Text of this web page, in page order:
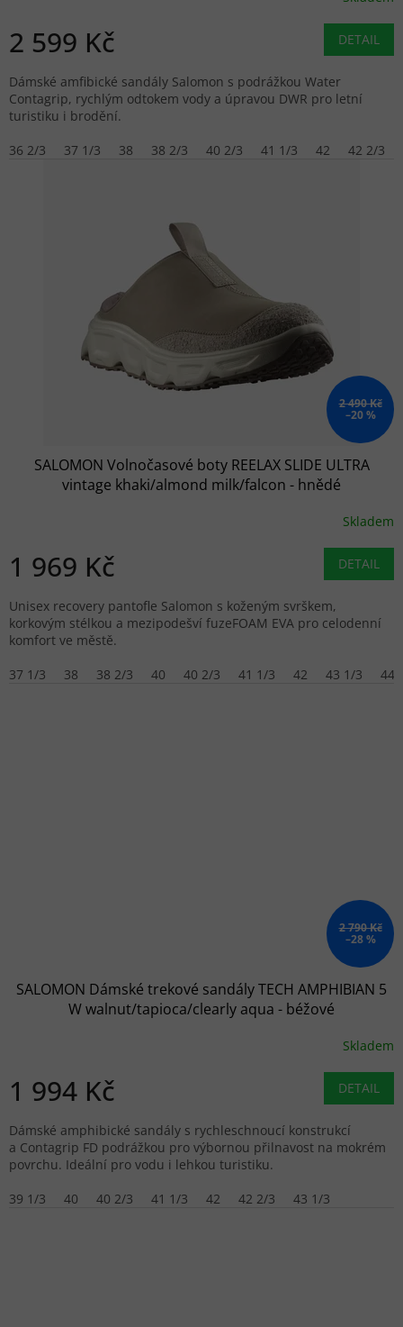
2 599 Kč DETAIL
Dámské amfibické sandály Salomon s podrážkou Water
Contagrip, rychlým odtokem vody a úpravou DWR pro letní
turistiku i brodění.
36 2/3
37 1/3 38 38 2/3 40 2/3 41 1/3 42 42 2/3
2 490 Kč
–20 %
SALOMON Volnočasové boty REELAX SLIDE ULTRA
vintage khaki/almond milk/falcon - hnědé
Skladem
1 969 Kč DETAIL
Unisex recovery pantofle Salomon s koženým svrškem,
korkovým stélkou a mezipodešví fuzeFOAM EVA pro celodenní
komfort ve městě.
37 1/3
38 38 2/3 40 40 2/3 41 1/3 42 43 1/3 44
2 790 Kč
–28 %
SALOMON Dámské trekové sandály TECH AMPHIBIAN 5
W walnut/tapioca/clearly aqua - béžové
Skladem
1 994 Kč DETAIL
Dámské amphibické sandály s rychleschnoucí konstrukcí
a Contagrip FD podrážkou pro výbornou přilnavost na mokrém
povrchu. Ideální pro vodu i lehkou turistiku.
39 1/3
40 40 2/3 41 1/3 42 42 2/3 43 1/3